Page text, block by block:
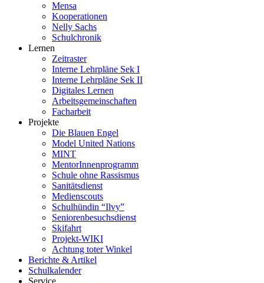
Mensa
Kooperationen
Nelly Sachs
Schulchronik
Lernen
Zeitraster
Interne Lehrpläne Sek I
Interne Lehrpläne Sek II
Digitales Lernen
Arbeitsgemeinschaften
Facharbeit
Projekte
Die Blauen Engel
Model United Nations
MINT
MentorInnenprogramm
Schule ohne Rassismus
Sanitätsdienst
Medienscouts
Schulhündin “Ilvy”
Seniorenbesuchsdienst
Skifahrt
Projekt-WIKI
Achtung toter Winkel
Berichte & Artikel
Schulkalender
Service